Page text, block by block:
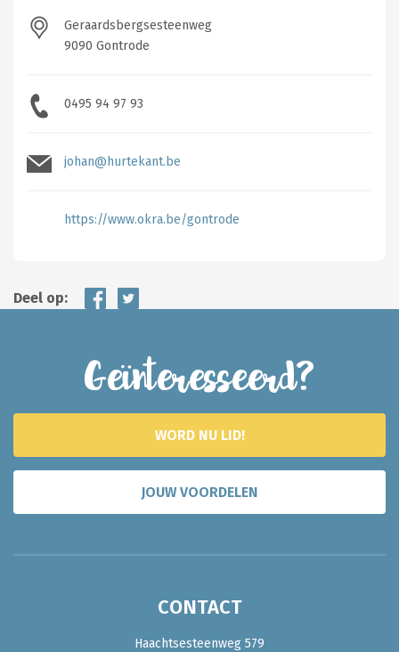
Geraardsbergsesteenweg
9090 Gontrode
0495 94 97 93
johan@hurtekant.be
https://www.okra.be/gontrode
Deel op:
Geïnteresseerd?
WORD NU LID!
JOUW VOORDELEN
CONTACT
Haachtsesteenweg 579